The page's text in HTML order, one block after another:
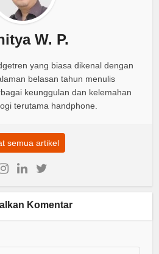
W. P.
yang biasa dikenal dengan
belasan tahun menulis
keunggulan dan kelemahan
terutama handphone.
semua artikel
Komentar